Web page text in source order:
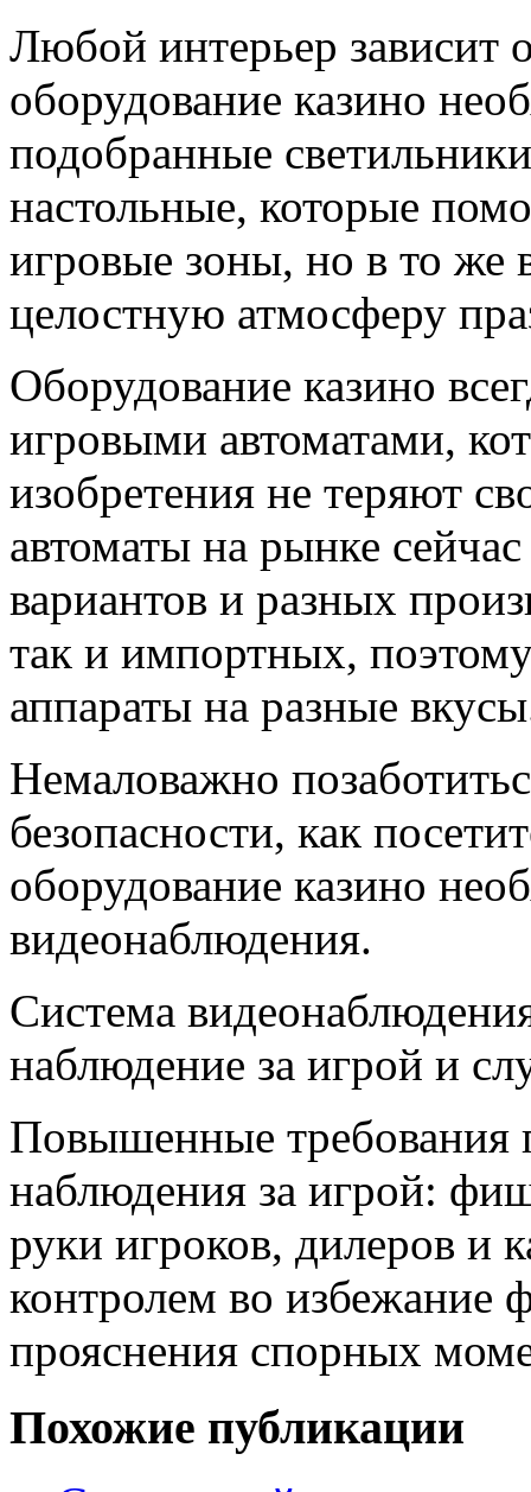
Любой интерьер зависит
оборудование казино
подобранные
настольные, которые
игровые зоны, но в то же
целостную атмосферу
Оборудование казино
игровыми автоматами,
изобретения не теряют
автоматы на рынке
вариантов и разных
так и импортных,
аппараты на разные
Немаловажно
безопасности, как
оборудование казино
видеонаблюдения.
Система
наблюдение за игрой и
Повышенные требования
наблюдения за игрой:
руки игроков, дилеров и
контролем во избежание
прояснения спорных
Похожие публикации